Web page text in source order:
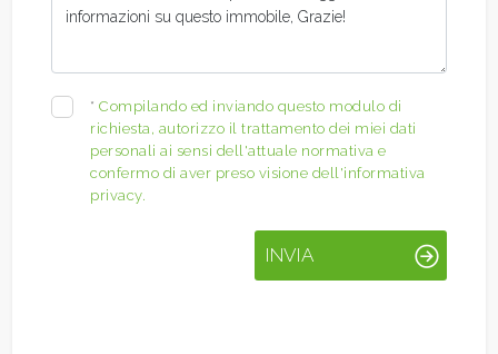
*Compilando ed inviando questo modulo di
richiesta, autorizzo il trattamento dei miei dati
personali ai sensi dell'attuale normativa e
confermo di aver preso visione dell'informativa
privacy.
INVIA